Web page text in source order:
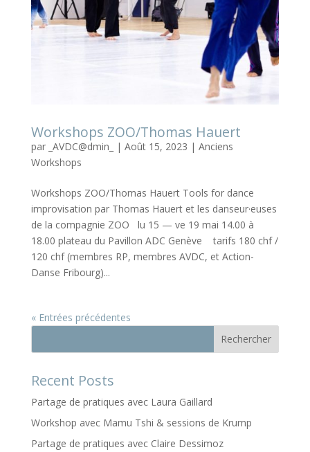
Workshops ZOO/Thomas Hauert
par _AVDC@dmin_ | Août 15, 2023 | Anciens
Workshops
Workshops ZOO/Thomas Hauert Tools for dance
improvisation par Thomas Hauert et les danseur·euses
de la compagnie ZOO lu 15 — ve 19 mai 14.00 à
18.00 plateau du Pavillon ADC Genève tarifs 180 chf /
120 chf (membres RP, membres AVDC, et Action-
Danse Fribourg)...
« Entrées précédentes
Rechercher
Recent Posts
Partage de pratiques avec Laura Gaillard
Workshop avec Mamu Tshi & sessions de Krump
Partage de pratiques avec Claire Dessimoz